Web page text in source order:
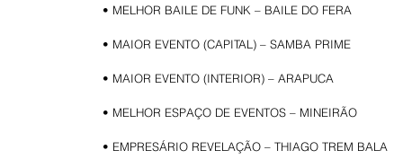
• MELHOR BAILE DE FUNK – BAILE DO FERA
• MAIOR EVENTO (CAPITAL) – SAMBA PRIME
• MAIOR EVENTO (INTERIOR) – ARAPUCA
• MELHOR ESPAÇO DE EVENTOS – MINEIRÃO
• EMPRESÁRIO REVELAÇÃO – THIAGO TREM BALA